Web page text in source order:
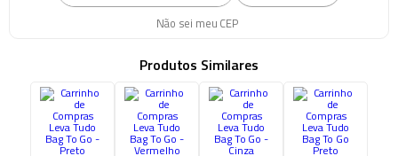
Não sei meu CEP
Produtos Similares